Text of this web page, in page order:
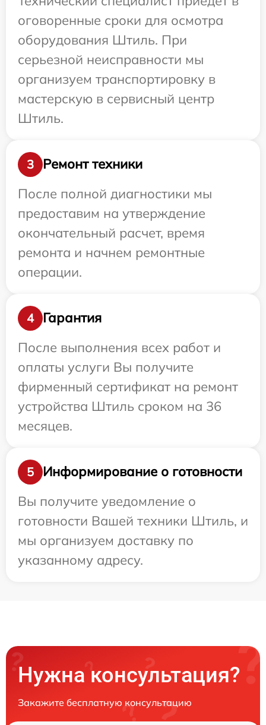
оговоренные сроки для осмотра
оборудования Штиль. При
серьезной неисправности мы
организуем транспортировку в
мастерскую в сервисный центр
Штиль.
3
Ремонт техники
После полной диагностики мы
предоставим на утверждение
окончательный расчет, время
ремонта и начнем ремонтные
операции.
4
Гарантия
После выполнения всех работ и
оплаты услуги Вы получите
фирменный сертификат на ремонт
устройства Штиль сроком на 36
месяцев.
5
Информирование о готовности
Вы получите уведомление о
готовности Вашей техники Штиль, и
мы организуем доставку по
указанному адресу.
Нужна консультация?
Закажите бесплатную консультацию